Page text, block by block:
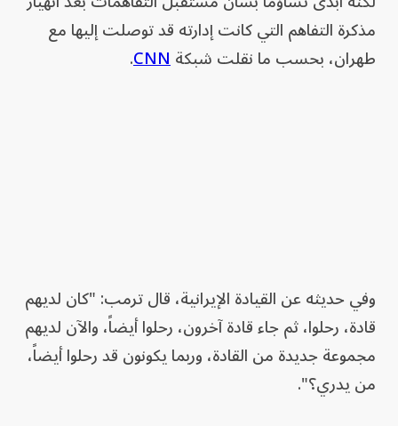
مذكرة التفاهم التي كانت إدارته قد توصلت إليها مع
طهران، بحسب ما نقلت شبكةCNN
.
وفي حديثه عن القيادة الإيرانية، قال ترمب: "كان لديهم
قادة، رحلوا، ثم جاء قادة آخرون، رحلوا أيضاً، والآن لديهم
مجموعة جديدة من القادة، وربما يكونون قد رحلوا أيضاً،
من يدري؟".